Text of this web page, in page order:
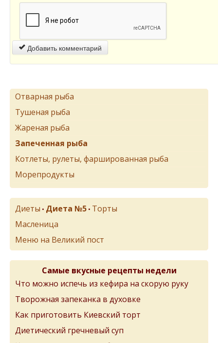
Добавить комментарий
Отварная рыба
Тушеная рыба
Жареная рыба
Запеченная рыба
Котлеты, рулеты, фаршированная рыба
Морепродукты
Диеты • Диета №5 • Торты
Масленица
Меню на Великий пост
Самые вкусные рецепты недели
Что можно испечь из кефира на скорую руку
Творожная запеканка в духовке
Как приготовить Киевский торт
Диетический гречневый суп